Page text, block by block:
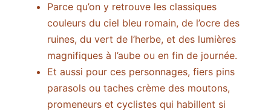
Parce qu’on y retrouve les classiques
couleurs du ciel bleu romain, de l’ocre des
ruines, du vert de l’herbe, et des lumières
magnifiques à l’aube ou en fin de journée.
Et aussi pour ces personnages, fiers pins
parasols ou taches crème des moutons,
promeneurs et cyclistes qui habillent si